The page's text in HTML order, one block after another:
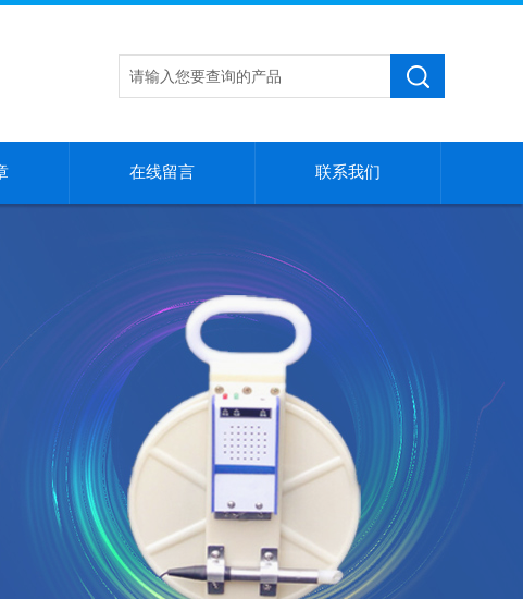
在线留言 联系我们